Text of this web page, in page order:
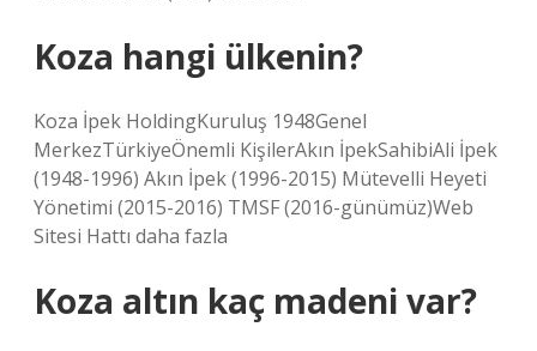
Koza hangi ülkenin?
Koza İpek HoldingKuruluş 1948Genel
MerkezTürkiyeÖnemli KişilerAkın İpekSahibiAli İpek
(1948-1996) Akın İpek (1996-2015) Mütevelli Heyeti
Yönetimi (2015-2016) TMSF (2016-günümüz)Web
Sitesi Hattı daha fazla
Koza altın kaç madeni var?